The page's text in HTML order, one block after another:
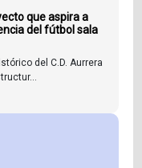
que aspira a
del fútbol sala
del C.D. Aurrera